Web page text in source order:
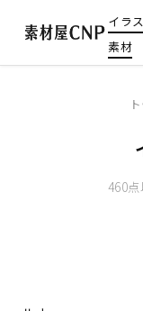
イラ
素材
460